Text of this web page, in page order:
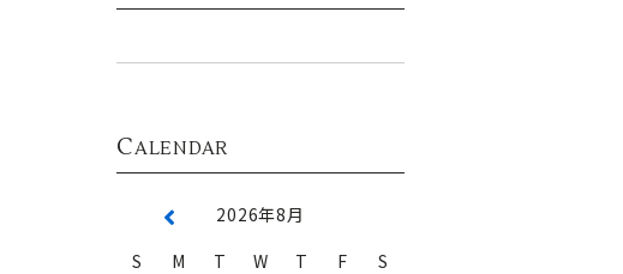
CALENDAR
2026年8月
S
M T W T F
S